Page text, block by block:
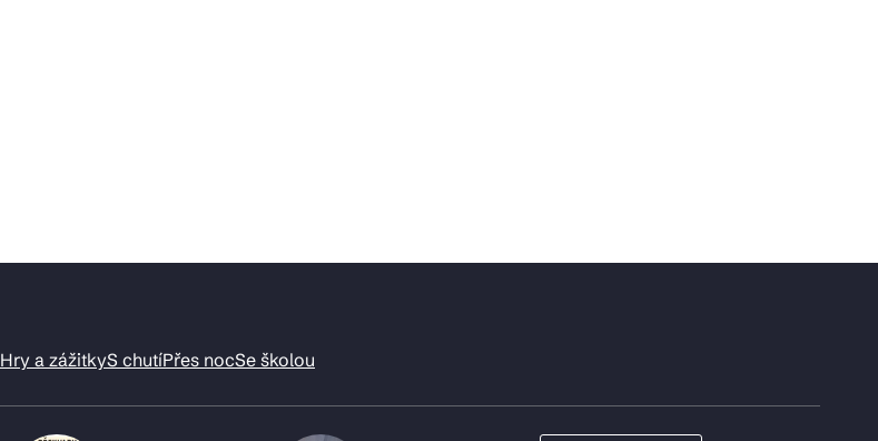
Hry a zážitkyS chutíPřes nocSe školou